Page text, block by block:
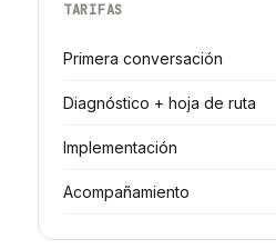
TARIFAS
Primera conversación
Diagnóstico + hoja de ruta
Implementación
Acompañamiento